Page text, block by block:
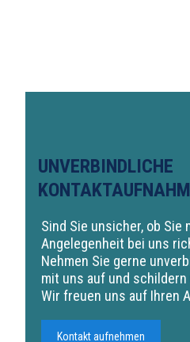
UNVERBINDLICHE
Sind Sie unsicher, ob Sie
Angelegenheit bei uns
Nehmen Sie gerne
mit uns auf und schildern
Wir freuen uns auf Ihren
Kontakt aufnehmen